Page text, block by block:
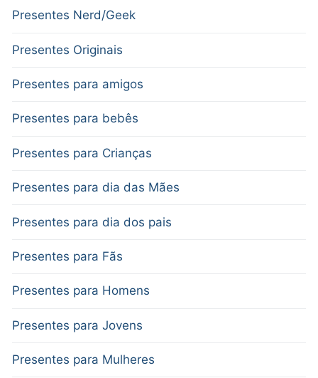
Presentes Nerd/Geek
Presentes Originais
Presentes para amigos
Presentes para bebês
Presentes para Crianças
Presentes para dia das Mães
Presentes para dia dos pais
Presentes para Fãs
Presentes para Homens
Presentes para Jovens
Presentes para Mulheres